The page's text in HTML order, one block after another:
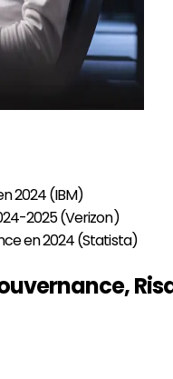
2024 (IBM)
2025 (Verizon)
en 2024 (Statista)